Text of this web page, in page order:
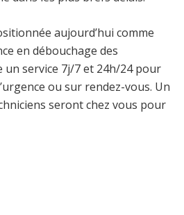
aujourd’hui comme
en débouchage des
un service 7j/7 et 24h/24 pour
ou sur rendez-vous. Un
seront chez vous pour